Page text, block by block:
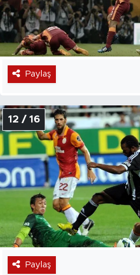
Paylaş
12 / 16
Paylaş